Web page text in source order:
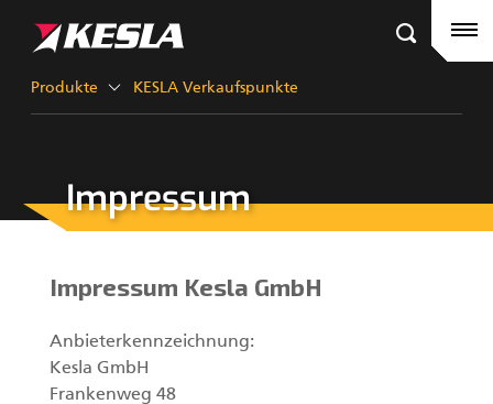
Produkte KESLA Verkaufspunkte
Kesla GmbH
Produkte
Aktuelles
KESLA Defence
Impressum
Impressum Kesla GmbH
Anbieterkennzeichnung:
Kesla GmbH
Frankenweg 48